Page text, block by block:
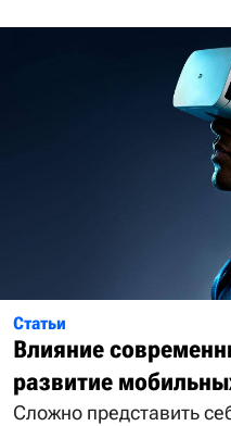
Статьи
Влияние
развитие
Сложно представить